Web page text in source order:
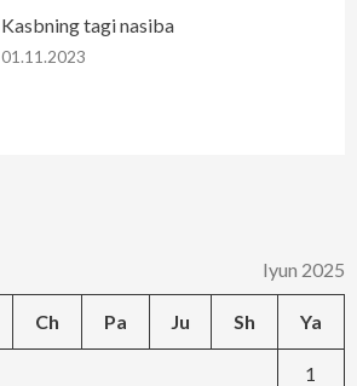
Kasbning tagi nasiba
01.11.2023
Iyun 2025
Ch Pa Ju Sh Ya
1